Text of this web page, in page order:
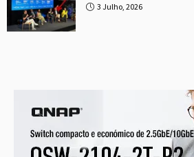
3 Julho, 2026